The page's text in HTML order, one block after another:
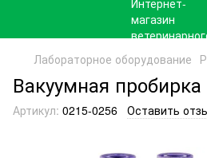
Лабораторное оборудование
Вакуумная
Артикул: 0215-0256 Оставить